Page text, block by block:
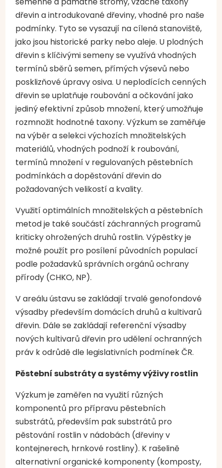
dřevin a introdukované dřeviny, vhodné pro naše
podmínky. Tyto se vysazují na cílená stanoviště,
jako jsou historické parky nebo aleje. U plodných
dřevin s klíčivými semeny se využívá vhodných
termínů sběrů semen, přímých výsevů nebo
posklizňové úpravy osiva. U neplodících cenných
dřevin se uplatňuje roubování a očkování jako
jediný efektivní způsob množení, který umožňuje
rozmnožit hodnotné taxony. Výzkum se zaměřuje
na výběr a selekci výchozích množitelských
materiálů, vhodných podnoží k roubování,
termínů množení v regulovaných pěstebních
podmínkách a dopěstování dřevin do
požadovaných velikostí a kvality.
Využití optimálních množitelských a pěstebních
metod je také součástí záchranných programů
kriticky ohrožených druhů rostlin. Výpěstky je
možné použít pro posílení původních populací
podle požadavků správních orgánů ochrany
přírody (CHKO, NP).
V areálu ústavu se zakládají trvalé genofondové
výsadby především domácích druhů a kultivarů
dřevin. Dále se zakládají referenční výsadby
nových kultivarů dřevin pro udělení ochranných
práv k odrůdě dle legislativních podmínek ČR.
Pěstební substráty a systémy výživy rostlin
Výzkum je zaměřen na využití různých
komponentů pro přípravu pěstebních
substrátů, především pak substrátů pro
pěstování rostlin v nádobách (dřeviny v
kontejnerech, hrnkové rostliny). K rašelině
alternativní organické komponenty (komposty,